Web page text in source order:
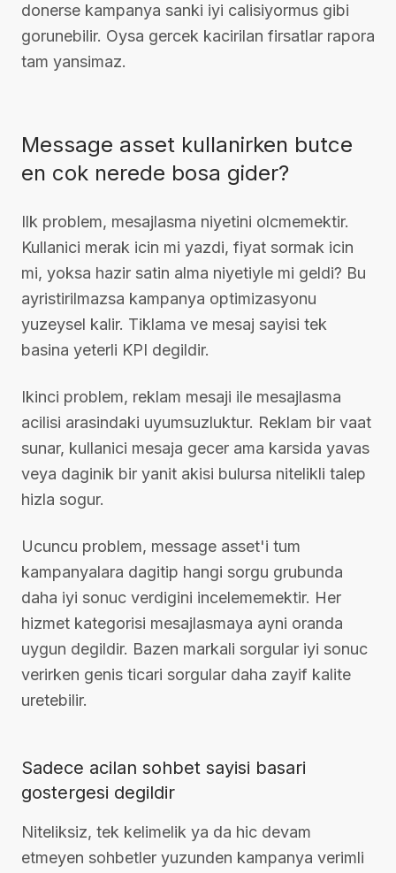
donerse kampanya sanki iyi calisiyormus gibi
gorunebilir. Oysa gercek kacirilan firsatlar rapora
tam yansimaz.
Message asset kullanirken butce
en cok nerede bosa gider?
Ilk problem, mesajlasma niyetini olcmemektir.
Kullanici merak icin mi yazdi, fiyat sormak icin
mi, yoksa hazir satin alma niyetiyle mi geldi? Bu
ayristirilmazsa kampanya optimizasyonu
yuzeysel kalir. Tiklama ve mesaj sayisi tek
basina yeterli KPI degildir.
Ikinci problem, reklam mesaji ile mesajlasma
acilisi arasindaki uyumsuzluktur. Reklam bir vaat
sunar, kullanici mesaja gecer ama karsida yavas
veya daginik bir yanit akisi bulursa nitelikli talep
hizla sogur.
Ucuncu problem, message asset'i tum
kampanyalara dagitip hangi sorgu grubunda
daha iyi sonuc verdigini incelememektir. Her
hizmet kategorisi mesajlasmaya ayni oranda
uygun degildir. Bazen markali sorgular iyi sonuc
verirken genis ticari sorgular daha zayif kalite
uretebilir.
Sadece acilan sohbet sayisi basari
gostergesi degildir
Niteliksiz, tek kelimelik ya da hic devam
etmeyen sohbetler yuzunden kampanya verimli